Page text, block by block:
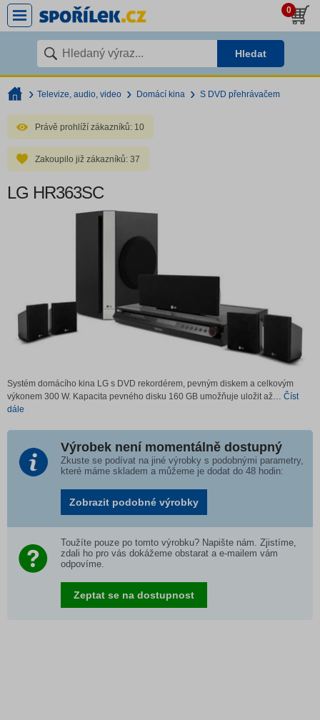
0
Hledat
Televize, audio, video Domácí kina S DVD přehrávačem
Právě prohlíží zákazníků: 10
Zakoupilo již zákazníků: 37
LG HR363SC
Systém domácího kina LG s DVD rekordérem, pevným diskem a celkovým
výkonem 300 W. Kapacita pevného disku 160 GB umožňuje uložit až… Číst
dále
Výrobek není momentálně dostupný
Zkuste se podívat na jiné výrobky s podobnými parametry,
které máme skladem a můžeme je dodat do 48 hodin:
Zobrazit podobné výrobky
Toužíte pouze po tomto výrobku? Napište nám. Zjistíme,
zdali ho pro vás dokážeme obstarat a e-mailem vám
odpovíme.
Zeptat se na dostupnost